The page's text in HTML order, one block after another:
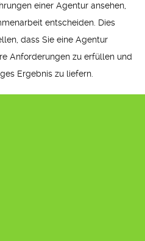
einer Agentur ansehen,
entscheiden. Dies
dass Sie eine Agentur
Anforderungen zu erfüllen und
Ergebnis zu liefern.